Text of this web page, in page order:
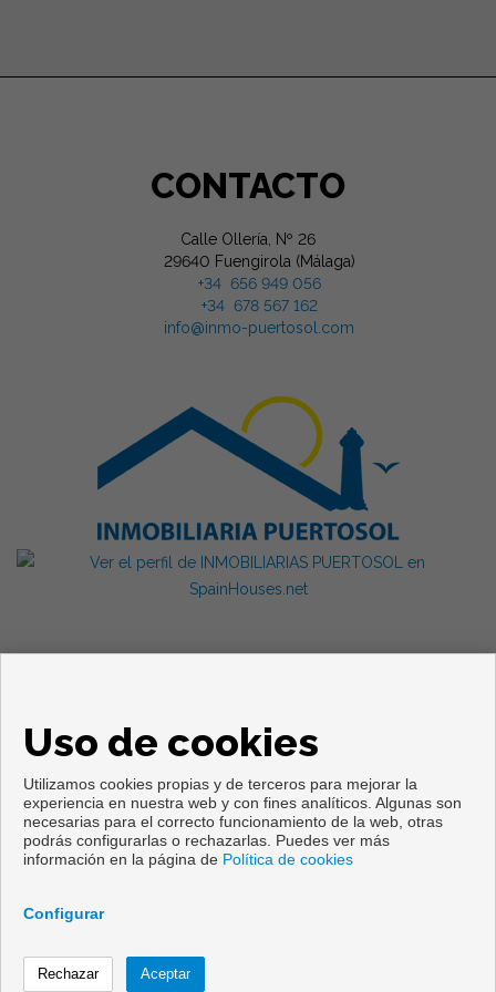
dos habitaciones y salón
comedor. CONSULTAR
PRECIO Y DISPONIBILIDAD.
CONTACTO
Calle Ollería, Nº 26
29640 Fuengirola (Málaga)
+34 656 949 056
+34 678 567 162
info@inmo-puertosol.com
Copyright © 2026. Todos los derechos reservados.
Aviso legal |Política de privacidad|Política de Cookies
Uso de cookies
Utilizamos cookies propias y de terceros para mejorar la
experiencia en nuestra web y con fines analíticos. Algunas son
necesarias para el correcto funcionamiento de la web, otras
podrás configurarlas o rechazarlas. Puedes ver más
información en la página de Política de cookies
Configurar